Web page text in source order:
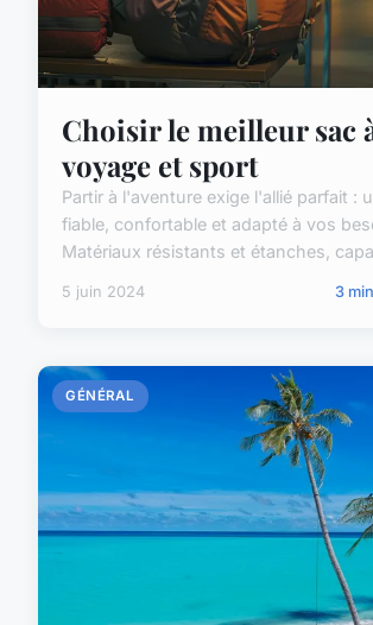
Choisir le meilleur sac
voyage et sport
Partir à l'aventure exige l'allié parfait :
fiable, confortable et adapté à vos
Matériaux résistants et étanches,
5 juin 2024 3
GÉNÉRAL